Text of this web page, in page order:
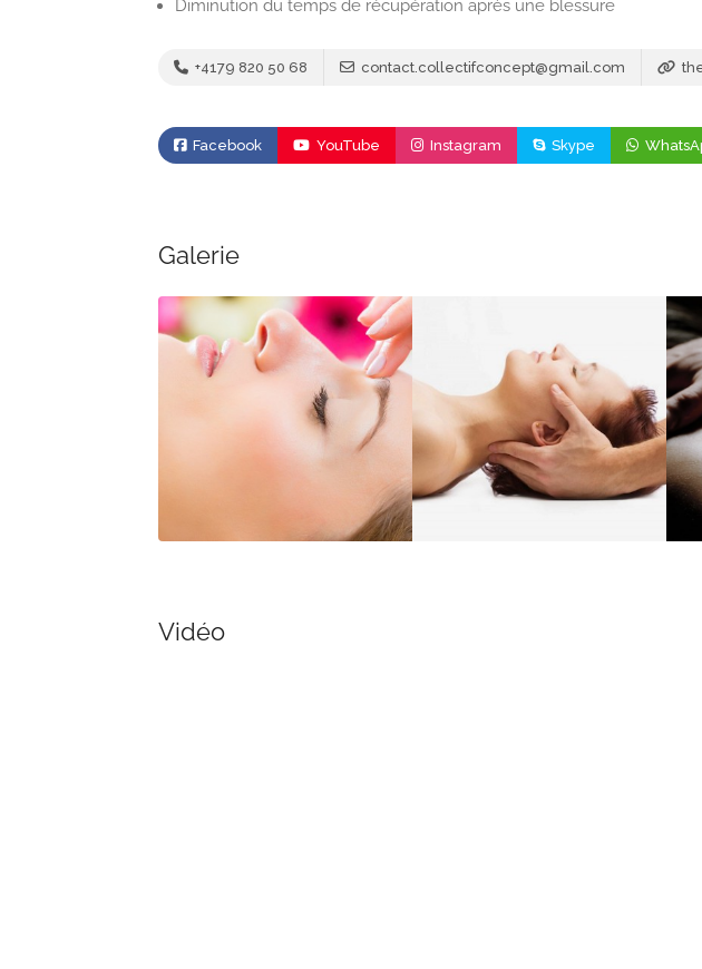
Diminution du temps de récupération après une blessure
+4179 820 50 68 contact.collectifconcept@gmail.com
Facebook YouTube Instagram Skype
Galerie
Vidéo